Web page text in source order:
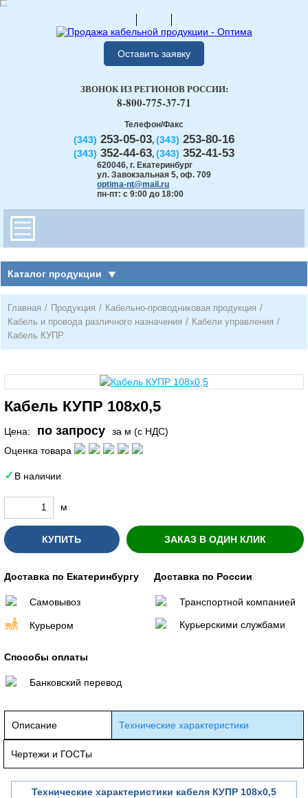
Оставить заявку
Телефон/Факс
(343) 253-05-03, (343) 253-80-16
(343) 352-44-63, (343) 352-41-53
620046, г. Екатеринбург
ул. Завокзальная 5, оф. 709
optima-nt@mail.ru
пн-пт: с 9:00 до 18:00
ЗВОНОК ИЗ РЕГИОНОВ РОССИИ:
8-800-775-37-71
Каталог продукции
Главная / Продукция / Кабельно-проводниковая продукция /
Кабель и провода различного назначения / Кабели управления /
Кабель КУПР
Кабель КУПР 108х0,5
Цена: по запросу
за м (с НДС)
Оценка товара
В наличии
м
КУПИТЬ ЗАКАЗ В ОДИН КЛИК
Доставка по Екатеринбургу
Самовывоз
Курьером
Доставка по России
Транспортной компанией
Курьерскими службами
Способы оплаты
Банковский перевод
Описание Технические характеристики
Чертежи и ГОСТы
Технические характеристики кабеля КУПР 108х0,5